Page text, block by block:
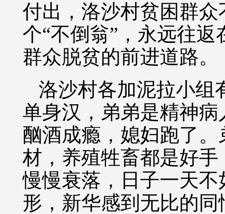
付出，洛沙村贫困群
个“不倒翁”，永远往
群众脱贫的前进道路。
洛沙村各加泥拉小组
单身汉，弟弟是精神
酗酒成瘾，媳妇跑了
材，养殖牲畜都是好
慢慢衰落，日子一天
形，新华感到无比的